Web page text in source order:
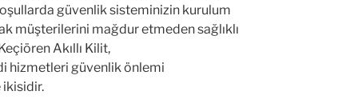
güvenlik sisteminizin kurulum
müşterilerini mağdur etmeden sağlıklı
Akıllı Kilit,
hizmetleri güvenlik önlemi